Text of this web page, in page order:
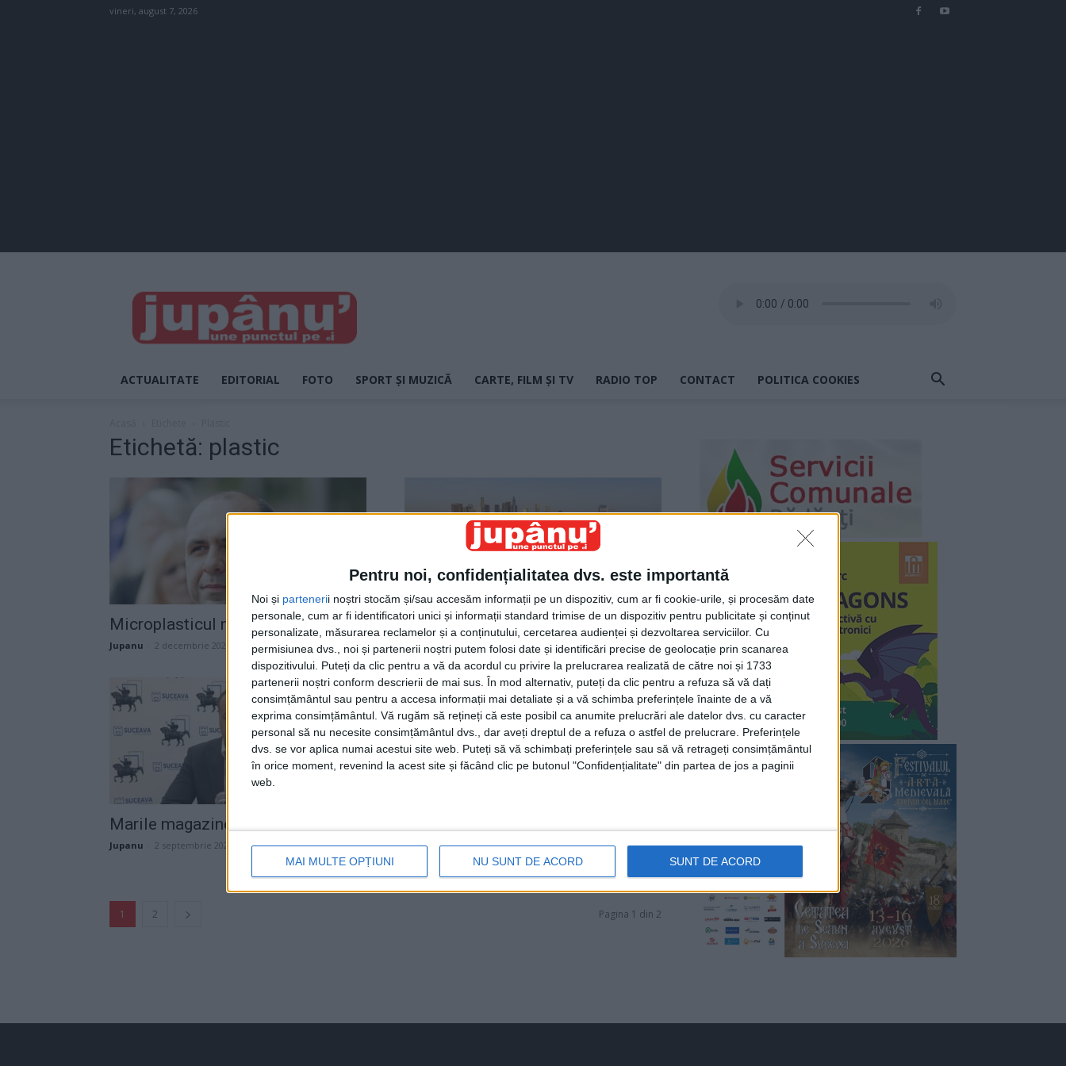
Pentru noi, confidențialitatea dvs. este importantă
Noi și partenerii noștri stocăm și/sau accesăm informații pe un dispozitiv, cum ar fi cookie-urile, și procesăm date
personale, cum ar fi identificatori unici și informații standard trimise de un dispozitiv pentru publicitate și conținut
personalizate, măsurarea reclamelor și a conținutului, cercetarea audienței și dezvoltarea serviciilor. Cu
permisiunea dvs., noi și partenerii noștri putem folosi date și identificări precise de geolocație prin scanarea
dispozitivului. Puteți da clic pentru a vă da acordul cu privire la prelucrarea realizată de către noi și 1733
partenerii noștri conform descrierii de mai sus. În mod alternativ, puteți da clic pentru a refuza să vă dați
consimțământul sau pentru a accesa informații mai detaliate și a vă schimba preferințele înainte de a vă
exprima consimțământul. Vă rugăm să rețineți că este posibil ca anumite prelucrări ale datelor dvs. cu caracter
personal să nu necesite consimțământul dvs., dar aveți dreptul de a refuza o astfel de prelucrare. Preferințele
dvs. se vor aplica numai acestui site web. Puteți să vă schimbați preferințele sau să vă retrageți consimțământul
în orice moment, revenind la acest site și făcând clic pe butonul "Confidențialitate" din partea de jos a paginii
web.
MAI MULTE OPȚIUNI NU SUNT DE ACORD SUNT DE ACORD
vineri, august 7, 2026
JUPÂNU'
ACTUALITATE EDITORIAL FOTO SPORT ȘI MUZICĂ CARTE, FILM ȘI TV RADIO TOP CONTACT POLITICA COOKIES
Etichetă: plastic
Microplasticul ne mai lipsea
Jupanu 2 decembrie 2022
California, Germania Americii
Jupanu - 5 septembrie 2021
Marile magazine sînt soluția
Jupanu 2 septembrie 2021
1 2 Pagina 1 din 2